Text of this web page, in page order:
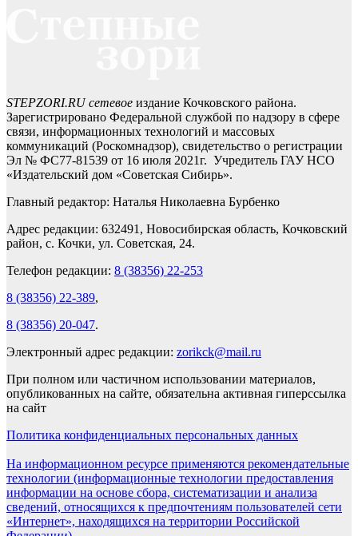
STEPZORI.RU сетевое издание Кочковского района.
Зарегистрировано Федеральной службой по надзору в сфере
связи, информационных технологий и массовых
коммуникаций (Роскомнадзор), свидетельство о регистрации
Эл № ФС77-81539 от 16 июля 2021г. Учредитель ГАУ НСО
«Издательский дом «Советская Сибирь».
Главный редактор: Наталья Николаевна Бурбенко
Адрес редакции: 632491, Новосибирская область, Кочковский
район, с. Кочки, ул. Советская, 24.
Телефон редакции: 8 (38356) 22-253
8 (38356) 22-389,
8 (38356) 20-047.
Электронный адрес редакции: zorikck@mail.ru
При полном или частичном использовании материалов,
опубликованных на сайте, обязательна активная гиперссылка
на сайт
Политика конфиденциальных персональных данных
На информационном ресурсе применяются рекомендательные
технологии (информационные технологии предоставления
информации на основе сбора, систематизации и анализа
сведений, относящихся к предпочтениям пользователей сети
«Интернет», находящихся на территории Российской